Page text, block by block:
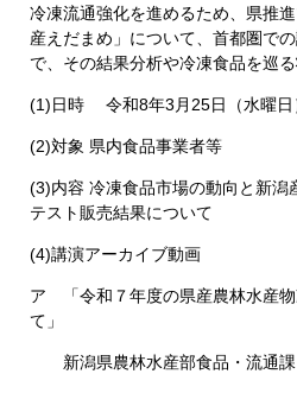
冷凍流通強化を進めるため、県推
産えだまめ」について、首都圏で
で、その結果分析や冷凍食品を巡
(1)日時 令和8年3月25日（水曜日
(2)対象 県内食品事業者等
(3)内容 冷凍食品市場の動向と新潟
テスト販売結果について
(4)講演アーカイブ動画
ア 「令和７年度の県産農林水産
て」
新潟県農林水産部食品・流通課